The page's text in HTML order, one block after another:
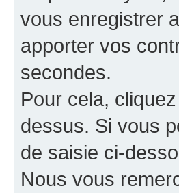
vous enregistrer
apporter vos
secondes.
Pour cela,
dessus. Si vous
de saisie ci-
Nous vous